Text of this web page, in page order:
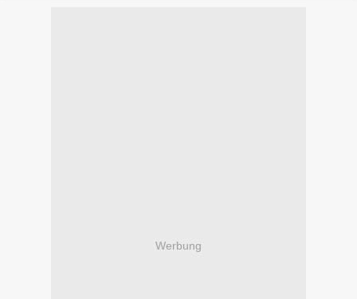
Werbung